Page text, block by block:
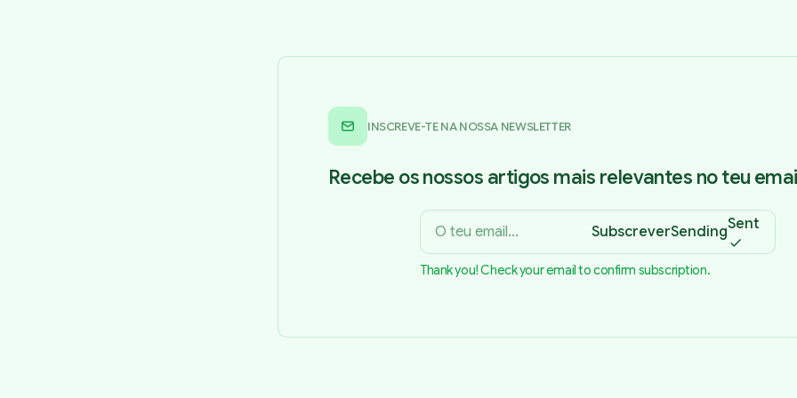
INSCREVE-TE NA NOSSA NEWSLETTER
Recebe os nossos artigos mais relevantes no teu
SubscreverSendingSent
Thank you! Check your email to confirm subscription.